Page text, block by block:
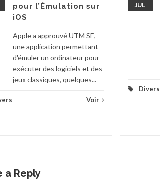
pour l’Émulation sur
iOS
Apple a approuvé UTM SE,
une application permettant
d'émuler un ordinateur pour
exécuter des logiciels et des
jeux classiques, quelques...
Voir
JUL
Divers
a Reply